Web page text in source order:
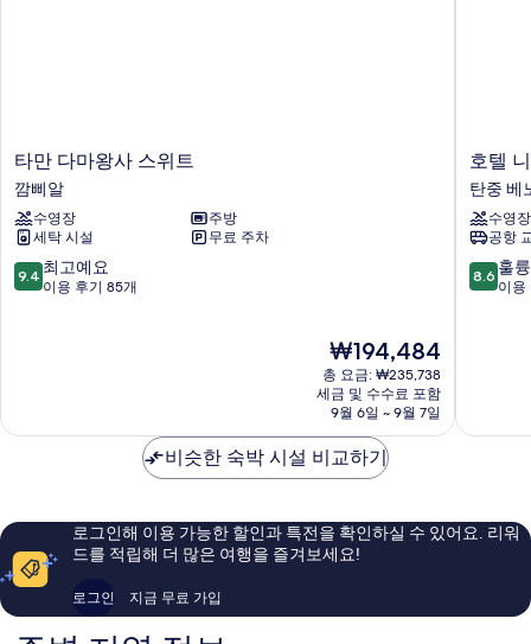
타
만
다
마
왕
사
스
타만 다마왕사 스위트
깜삐알
수영장
주방
세탁 시설
무료 주차
10
점
고
용
기
85
9.4 최고예요
이용 후기 85개
현
재
요
금
₩194,484
₩194,484
총 요금: ₩235,738
세금 및 수수료 포함
9월 6일 ~ 9월 7일
호
텔
니
코
발
리
베
베
호텔
탄중 베
수영장
공항
10
점
륭
용
후
8.6 훌
이용
비슷한 숙박 시설 비교하기
로그인해 이용 가능한 할인과 특전을 확인하실 수 있어요. 리워
드를 적립해 더 많은 여행을 즐겨보세요!
로그인 지금 무료 가입